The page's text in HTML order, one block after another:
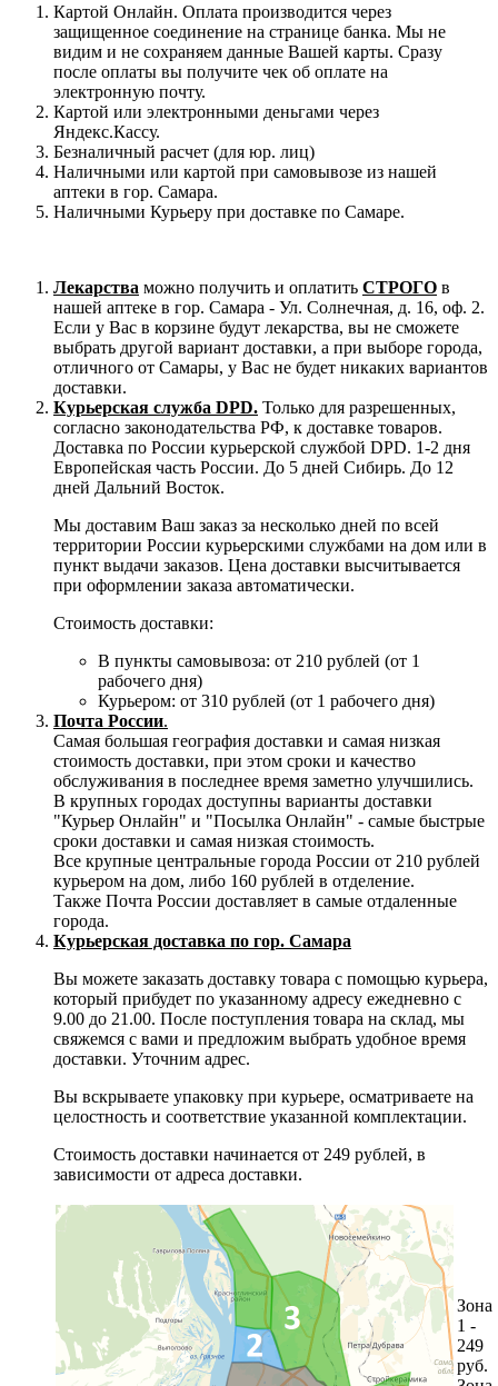
Картой Онлайн. Оплата производится через
защищенное соединение на странице банка. Мы не
видим и не сохраняем данные Вашей карты. Сразу
после оплаты вы получите чек об оплате на
электронную почту.
Картой или электронными деньгами через
Яндекс.Кассу.
Безналичный расчет (для юр. лиц)
Наличными или картой при самовывозе из нашей
аптеки в гор. Самара.
Наличными Курьеру при доставке по Самаре.
Лекарства можно получить и оплатить СТРОГО в
нашей аптеке в гор. Самара - Ул. Солнечная, д. 16, оф. 2.
Если у Вас в корзине будут лекарства, вы не сможете
выбрать другой вариант доставки, а при выборе города,
отличного от Самары, у Вас не будет никаких вариантов
доставки.
Курьерская служба DPD. Только для разрешенных,
согласно законодательства РФ, к доставке товаров.
Доставка по России курьерской службой DPD. 1-2 дня
Европейская часть России. До 5 дней Сибирь. До 12
дней Дальний Восток.
Мы доставим Ваш заказ за несколько дней по всей
территории России курьерскими службами на дом или в
пункт выдачи заказов. Цена доставки высчитывается
при оформлении заказа автоматически.
Стоимость доставки:
В пункты самовывоза: от 210 рублей (от 1
рабочего дня)
Курьером: от 310 рублей (от 1 рабочего дня)
Почта России.
Самая большая география доставки и самая низкая
стоимость доставки, при этом сроки и качество
обслуживания в последнее время заметно улучшились.
В крупных городах доступны варианты доставки
"Курьер Онлайн" и "Посылка Онлайн" - самые быстрые
сроки доставки и самая низкая стоимость.
Все крупные центральные города России от 210 рублей
курьером на дом, либо 160 рублей в отделение.
Также Почта России доставляет в самые отдаленные
города.
Курьерская доставка по гор. Самара
Вы можете заказать доставку товара с помощью курьера,
который прибудет по указанному адресу ежедневно с
9.00 до 21.00. После поступления товара на склад, мы
свяжемся с вами и предложим выбрать удобное время
доставки. Уточним адрес.
Вы вскрываете упаковку при курьере, осматриваете на
целостность и соответствие указанной комплектации.
Стоимость доставки начинается от 249 рублей, в
зависимости от адреса доставки.
Зона
1 -
249
руб.